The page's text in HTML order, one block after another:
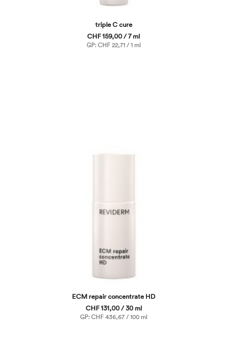
triple C cure
CHF 159,00 / 7 ml
GP: CHF 22,71 / 1 ml
ECM repair concentrate HD
CHF 131,00 / 30 ml
GP: CHF 436,67 / 100 ml